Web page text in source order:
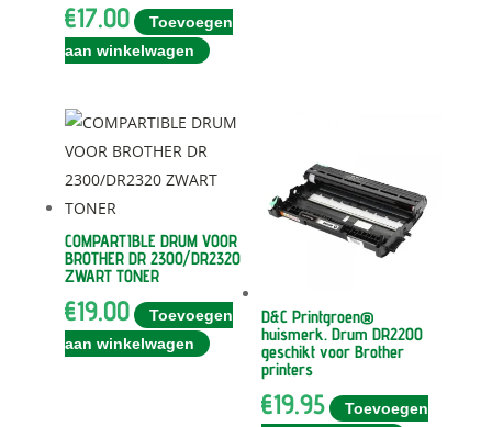
€17.00
Toevoegen
aan winkelwagen
COMPARTIBLE DRUM VOOR
BROTHER DR 2300/DR2320
ZWART TONER
€19.00
Toevoegen
aan winkelwagen
D&C Printgroen®
huismerk. Drum DR2200
geschikt voor Brother
printers
€19.95
Toevoegen